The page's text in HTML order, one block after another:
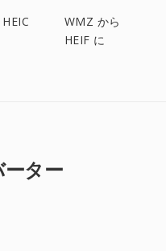
WMZ から
HEIF に
ター